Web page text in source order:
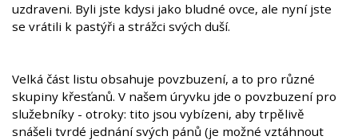
uzdraveni. Byli jste kdysi jako bludné ovce, ale nyní jste
se vrátili k pastýři a strážci svých duší.
Velká část listu obsahuje povzbuzení, a to pro různé
skupiny křesťanů. V našem úryvku jde o povzbuzení pro
služebníky - otroky: tito jsou vybízeni, aby trpělivě
snášeli tvrdé jednání svých pánů (je možné vztáhnout